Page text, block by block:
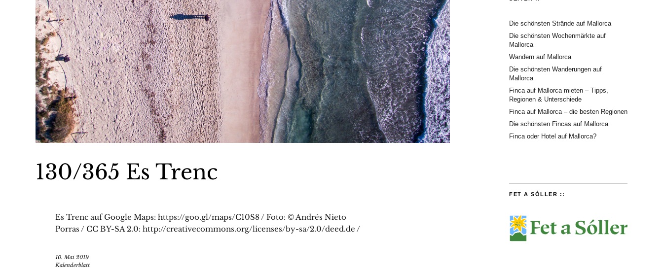
130/365 Es Trenc
Es Trenc auf Google Maps: https://goo.gl/maps/C10S8 / Foto: © Andrés Nieto
Porras / CC BY-SA 2.0: http://creativecommons.org/licenses/by-sa/2.0/deed.de /
10. Mai 2019
Kalenderblatt
Die schönsten Strände auf Mallorca
Die schönsten Wochenmärkte auf
Mallorca
Wandern auf Mallorca
Die schönsten Wanderungen auf
Mallorca
Finca auf Mallorca mieten – Tipps,
Regionen & Unterschiede
Finca auf Mallorca – die besten Regionen
Die schönsten Fincas auf Mallorca
Finca oder Hotel auf Mallorca?
FET A SÓLLER ::